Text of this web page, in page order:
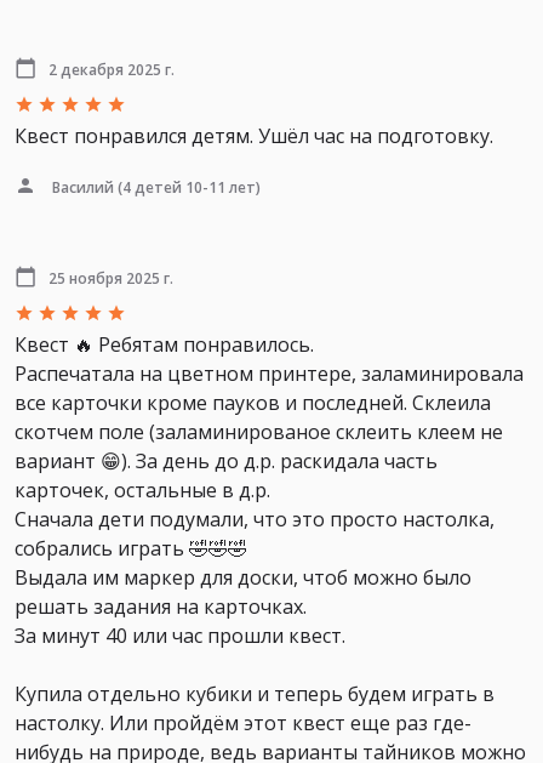
2 декабря 2025 г.
Квест понравился детям. Ушёл час на подготовку.
Василий (4 детей 10-11 лет)
25 ноября 2025 г.
Квест 🔥 Ребятам понравилось.
Распечатала на цветном принтере, заламинировала
все карточки кроме пауков и последней. Склеила
скотчем поле (заламинированое склеить клеем не
вариант 😁). За день до д.р. раскидала часть
карточек, остальные в д.р.
Сначала дети подумали, что это просто настолка,
собрались играть 🤣🤣🤣
Выдала им маркер для доски, чтоб можно было
решать задания на карточках.
За минут 40 или час прошли квест.
Купила отдельно кубики и теперь будем играть в
настолку. Или пройдём этот квест еще раз где-
нибудь на природе, ведь варианты тайников можно